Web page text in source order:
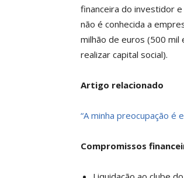
financeira do investidor
não é conhecida a
milhão de euros (500 mil
realizar capital social).
Artigo relacionado
“A minha preocupação
Compromissos